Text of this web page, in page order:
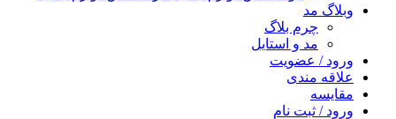
وبلاگ مد
چرم بلاگ
مد و استایل
ورود / عضویت
علاقه مندی
مقایسه
ورود / ثبت نام